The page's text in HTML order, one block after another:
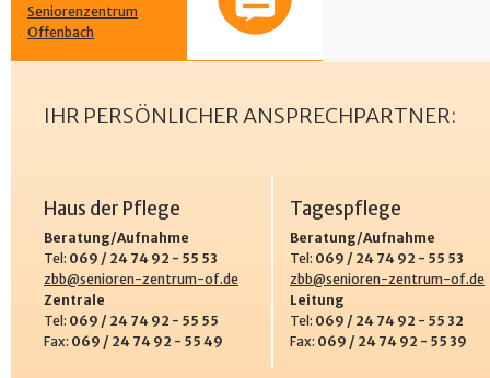
Seniorenzentrum
Offenbach
IHR PERSÖNLICHER ANSPRECHPARTNER:
Haus der Pflege
Beratung/Aufnahme
Tel: 069 / 24 74 92 - 55 53
zbb@senioren-zentrum-of.de
Zentrale
Tel: 069 / 24 74 92 - 55 55
Fax: 069 / 24 74 92 - 55 49
Tagespflege
Beratung/Aufnahme
Tel: 069 / 24 74 92 - 55 53
zbb@senioren-zentrum-of.de
Leitung
Tel: 069 / 24 74 92 - 55 32
Fax: 069 / 24 74 92 - 55 39